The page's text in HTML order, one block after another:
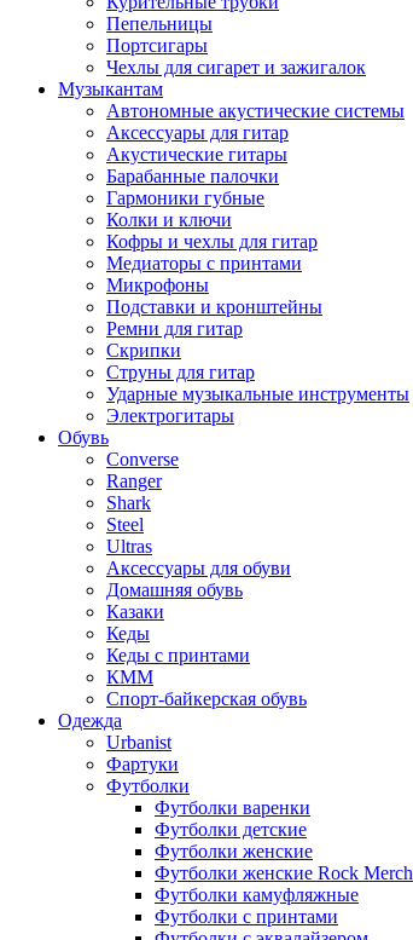
Пепельницы
Портсигары
Чехлы для сигарет и зажигалок
Музыкантам
Автономные акустические системы
Аксессуары для гитар
Акустические гитары
Барабанные палочки
Гармоники губные
Колки и ключи
Кофры и чехлы для гитар
Медиаторы с принтами
Микрофоны
Подставки и кронштейны
Ремни для гитар
Скрипки
Струны для гитар
Ударные музыкальные инструменты
Электрогитары
Обувь
Converse
Ranger
Shark
Steel
Ultras
Аксессуары для обуви
Домашняя обувь
Казаки
Кеды
Кеды с принтами
КММ
Спорт-байкерская обувь
Одежда
Urbanist
Фартуки
Футболки
Футболки варенки
Футболки детские
Футболки женские
Футболки женские Rock Merch
Футболки камуфляжные
Футболки с принтами